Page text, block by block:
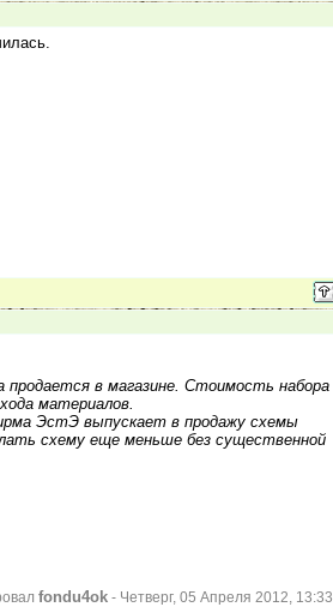
в магазине. Стоимость набора
материалов.
ЭстЭ выпускает в продажу схемы
схему еще меньше без существенной
fondu4ok - Четверг, 05 Апреля 2012, 13:33